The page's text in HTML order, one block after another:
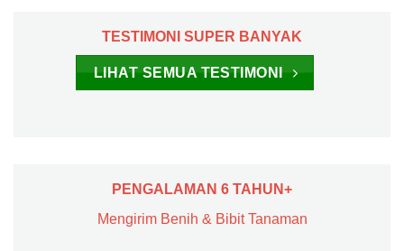
TESTIMONI SUPER BANYAK
LIHAT SEMUA TESTIMONI
PENGALAMAN 6 TAHUN+
Mengirim Benih & Bibit Tanaman